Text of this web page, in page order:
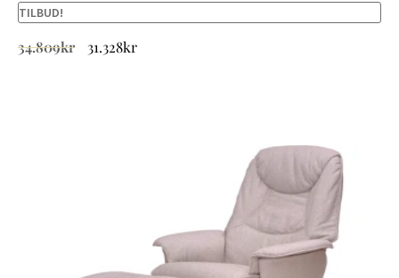
TILBUD!
34.809kr 31.328kr